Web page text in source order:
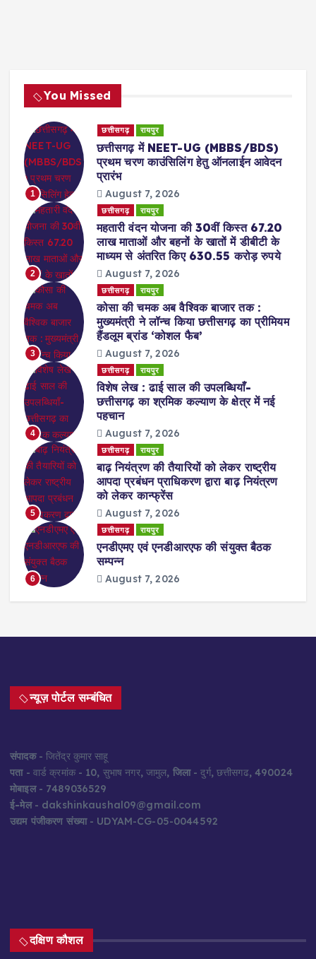
You Missed
1
छत्तीसगढ़ रायपुर
छत्तीसगढ़ में NEET-UG (MBBS/BDS)
प्रथम चरण काउंसिलिंग हेतु ऑनलाईन आवेदन
प्रारंभ
August 7, 2026
2
छत्तीसगढ़ रायपुर
महतारी वंदन योजना की 30वीं किस्त 67.20
लाख माताओं और बहनों के खातों में डीबीटी के
माध्यम से अंतरित किए 630.55 करोड़ रुपये
August 7, 2026
3
छत्तीसगढ़ रायपुर
कोसा की चमक अब वैश्विक बाजार तक :
मुख्यमंत्री ने लॉन्च किया छत्तीसगढ़ का प्रीमियम
हैंडलूम ब्रांड ‘कोशल फैब’
August 7, 2026
4
छत्तीसगढ़ रायपुर
विशेष लेख : ढाई साल की उपलब्धियाँ-
छत्तीसगढ़ का श्रमिक कल्याण के क्षेत्र में नई
पहचान
August 7, 2026
5
छत्तीसगढ़ रायपुर
बाढ़ नियंत्रण की तैयारियों को लेकर राष्ट्रीय
आपदा प्रबंधन प्राधिकरण द्वारा बाढ़ नियंत्रण
को लेकर कान्फ्रेंस
August 7, 2026
6
छत्तीसगढ़ रायपुर
एनडीएमए एवं एनडीआरएफ की संयुक्त बैठक
सम्पन्न
August 7, 2026
न्यूज़ पोर्टल सम्बंधित
संपादक- जितेंद्र कुमार साहू
पता- वार्ड क्रमांक - 10, सुभाष नगर, जामुल, जिला- दुर्ग, छत्तीसगढ, 490024
मोबाइल- 7489036529
ई-मेल- dakshinkaushal09@gmail.com
उद्यम पंजीकरण संख्या- UDYAM-CG-05-0044592
दक्षिण कौशल